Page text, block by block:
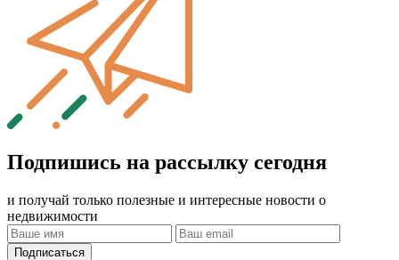
Подпишись на рассылку сегодня
и получай только полезные и интересные новости о
недвижимости
Подписаться